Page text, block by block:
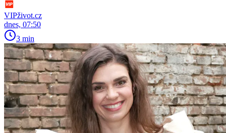
VIPživot.cz
dnes, 07:50
3 min